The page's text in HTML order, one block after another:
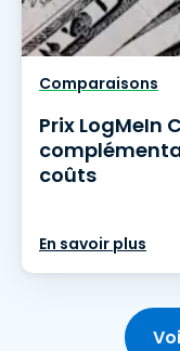
Comparaisons
Prix LogMeIn
coûts
En savoir plus